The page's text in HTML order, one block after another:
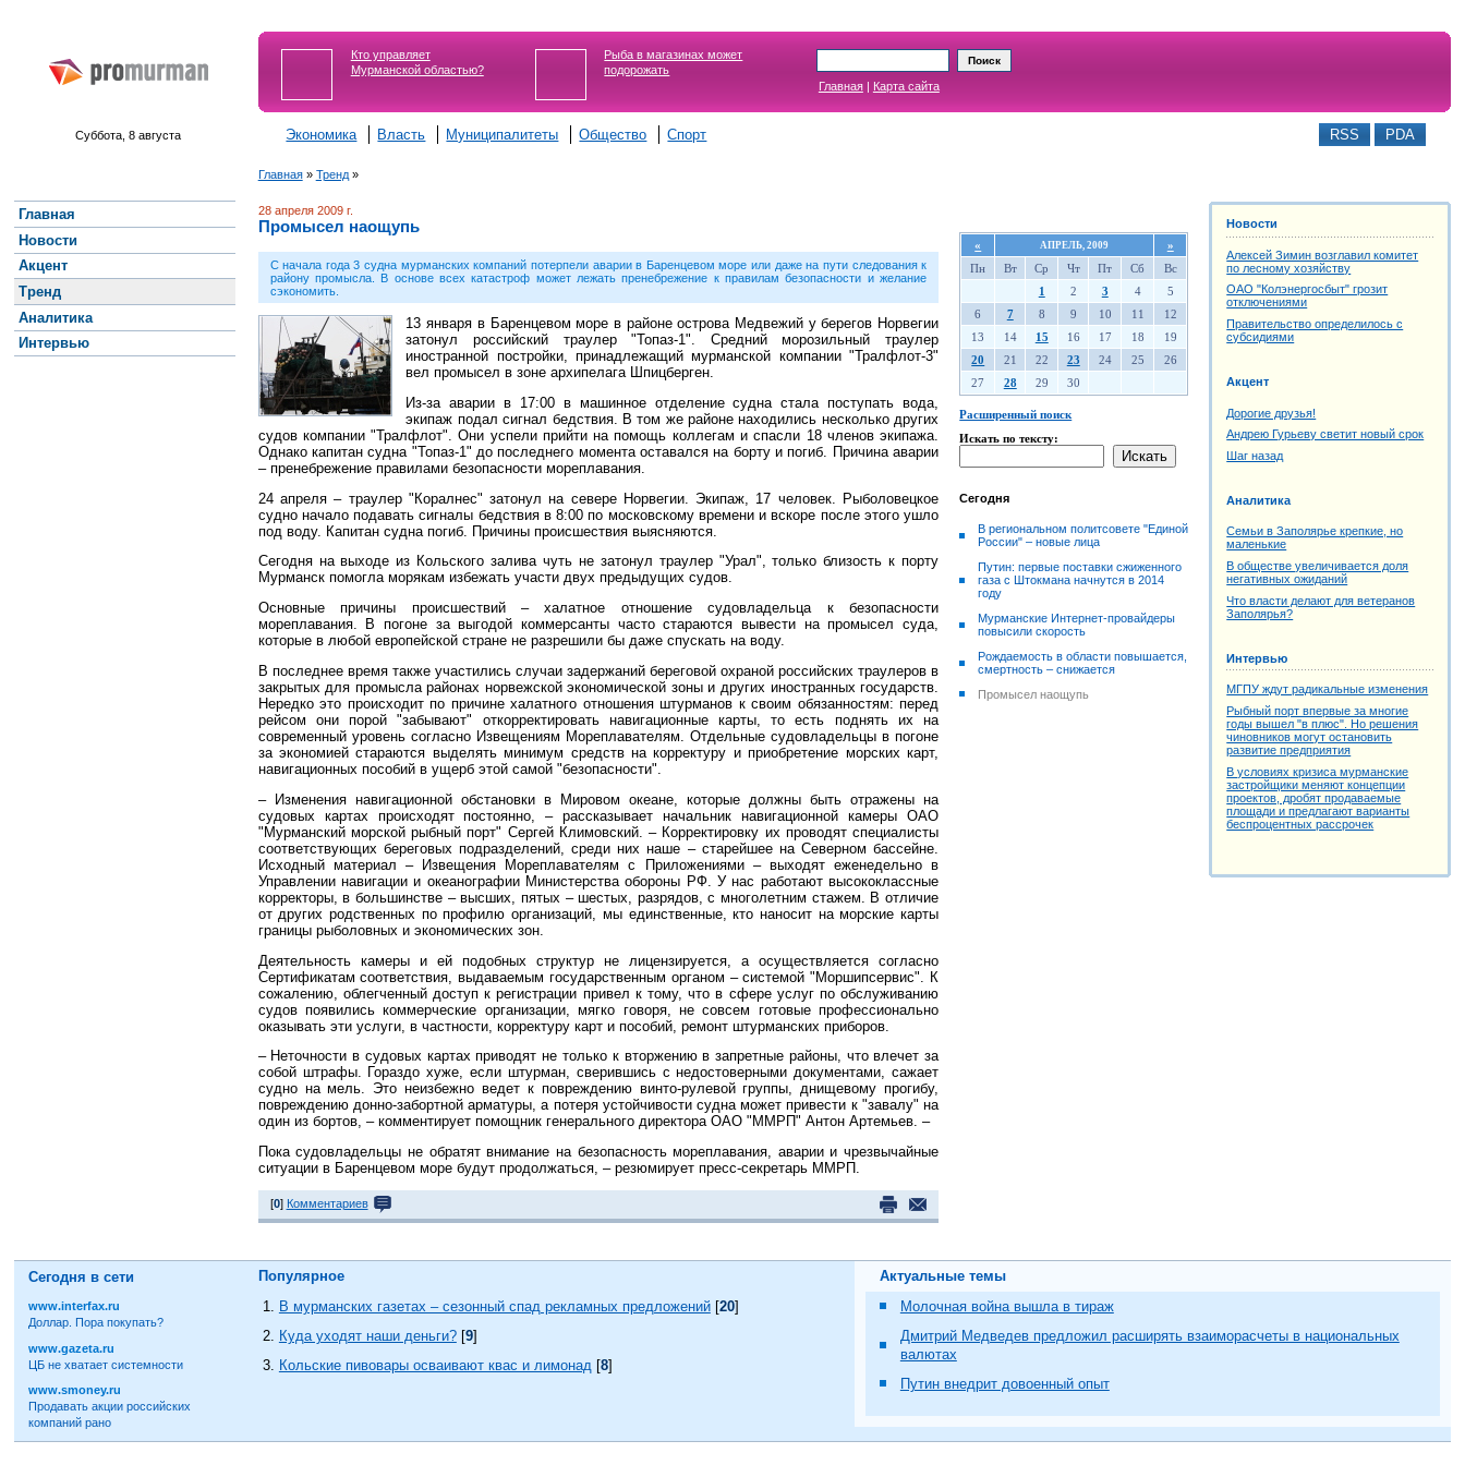
Кто управляет
Мурманской областью?
Рыба в магазинах может
подорожать
Главная| Карта сайта
Экономика Власть Муниципалитеты Общество Спорт RSS PDA
Суббота, 8 августа
Главная» Тренд»
28 апреля 2009 г.
Промысел наощупь
С начала года 3 судна мурманских компаний потерпели аварии в Баренцевом море или даже на пути следования к
району промысла. В основе всех катастроф может лежать пренебрежение к правилам безопасности и желание
сэкономить.
13 января в Баренцевом море в районе острова Медвежий у берегов Норвегии
затонул российский траулер "Топаз-1". Средний морозильный траулер
иностранной постройки, принадлежащий мурманской компании "Тралфлот-3"
вел промысел в зоне архипелага Шпицберген.
Из-за аварии в 17:00 в машинное отделение судна стала поступать вода,
экипаж подал сигнал бедствия. В том же районе находились несколько других
судов компании "Тралфлот". Они успели прийти на помощь коллегам и спасли 18 членов экипажа.
Однако капитан судна "Топаз-1" до последнего момента оставался на борту и погиб. Причина аварии
– пренебрежение правилами безопасности мореплавания.
24 апреля – траулер "Коралнес" затонул на севере Норвегии. Экипаж, 17 человек. Рыболовецкое
судно начало подавать сигналы бедствия в 8:00 по московскому времени и вскоре после этого ушло
под воду. Капитан судна погиб. Причины происшествия выясняются.
Сегодня на выходе из Кольского залива чуть не затонул траулер "Урал", только близость к порту
Мурманск помогла морякам избежать участи двух предыдущих судов.
Основные причины происшествий – халатное отношение судовладельца к безопасности
мореплавания. В погоне за выгодой коммерсанты часто стараются вывести на промысел суда,
которые в любой европейской стране не разрешили бы даже спускать на воду.
В последнее время также участились случаи задержаний береговой охраной российских траулеров в
закрытых для промысла районах норвежской экономической зоны и других иностранных государств.
Нередко это происходит по причине халатного отношения штурманов к своим обязанностям: перед
рейсом они порой "забывают" откорректировать навигационные карты, то есть поднять их на
современный уровень согласно Извещениям Мореплавателям. Отдельные судовладельцы в погоне
за экономией стараются выделять минимум средств на корректуру и приобретение морских карт,
навигационных пособий в ущерб этой самой "безопасности".
– Изменения навигационной обстановки в Мировом океане, которые должны быть отражены на
судовых картах происходят постоянно, – рассказывает начальник навигационной камеры ОАО
"Мурманский морской рыбный порт" Сергей Климовский. – Корректировку их проводят специалисты
соответствующих береговых подразделений, среди них наше – старейшее на Северном бассейне.
Исходный материал – Извещения Мореплавателям с Приложениями – выходят еженедельно в
Управлении навигации и океанографии Министерства обороны РФ. У нас работают высококлассные
корректоры, в большинстве – высших, пятых – шестых, разрядов, с многолетним стажем. В отличие
от других родственных по профилю организаций, мы единственные, кто наносит на морские карты
границы рыболовных и экономических зон.
Деятельность камеры и ей подобных структур не лицензируется, а осуществляется согласно
Сертификатам соответствия, выдаваемым государственным органом – системой "Моршипсервис". К
сожалению, облегченный доступ к регистрации привел к тому, что в сфере услуг по обслуживанию
судов появились коммерческие организации, мягко говоря, не совсем готовые профессионально
оказывать эти услуги, в частности, корректуру карт и пособий, ремонт штурманских приборов.
– Неточности в судовых картах приводят не только к вторжению в запретные районы, что влечет за
собой штрафы. Гораздо хуже, если штурман, сверившись с недостоверными документами, сажает
судно на мель. Это неизбежно ведет к повреждению винто-рулевой группы, днищевому прогибу,
повреждению донно-забортной арматуры, а потеря устойчивости судна может привести к "завалу" на
один из бортов, – комментирует помощник генерального директора ОАО "ММРП" Антон Артемьев. –
Пока судовладельцы не обратят внимание на безопасность мореплавания, аварии и чрезвычайные
ситуации в Баренцевом море будут продолжаться, – резюмирует пресс-секретарь ММРП.
[0] Комментариев
« АПРЕЛЬ, 2009
»
Пн
Вт Ср Чт Пт Сб
Вс
1
2 3 4
5
6
7 8 9 10 11
12
13
14 15 16 17 18
19
20
21 22 23 24 25
26
27
28 29 30
Расширенный поиск
Искать по тексту:
Сегодня
В региональном политсовете "Единой
России" – новые лица
Путин: первые поставки сжиженного
газа с Штокмана начнутся в 2014
году
Мурманские Интернет-провайдеры
повысили скорость
Рождаемость в области повышается,
смертность – снижается
Промысел наощупь
Новости
Алексей Зимин возглавил комитет
по лесному хозяйству
ОАО "Колэнергосбыт" грозит
отключениями
Правительство определилось с
субсидиями
Акцент
Дорогие друзья!
Андрею Гурьеву светит новый срок
Шаг назад
Аналитика
Семьи в Заполярье крепкие, но
маленькие
В обществе увеличивается доля
негативных ожиданий
Что власти делают для ветеранов
Заполярья?
Интервью
МГПУ ждут радикальные изменения
Рыбный порт впервые за многие
годы вышел "в плюс". Но решения
чиновников могут остановить
развитие предприятия
В условиях кризиса мурманские
застройщики меняют концепции
проектов, дробят продаваемые
площади и предлагают варианты
беспроцентных рассрочек
Главная
Новости
Акцент
Тренд
Аналитика
Интервью
Популярное
В мурманских газетах – сезонный спад рекламных предложений[20]
Куда уходят наши деньги?[9]
Кольские пивовары осваивают квас и лимонад[8]
Актуальные темы
Молочная война вышла в тираж
Дмитрий Медведев предложил расширять взаиморасчеты в национальных
валютах
Путин внедрит довоенный опыт
Сегодня в сети
www.interfax.ru
Доллар. Пора покупать?
www.gazeta.ru
ЦБ не хватает системности
www.smoney.ru
Продавать акции российских
компаний рано